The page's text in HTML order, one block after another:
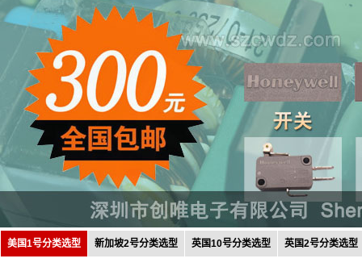
美国1号分类选型 新加坡2号分类选型 英国10号分类选型 英国2号分类选型